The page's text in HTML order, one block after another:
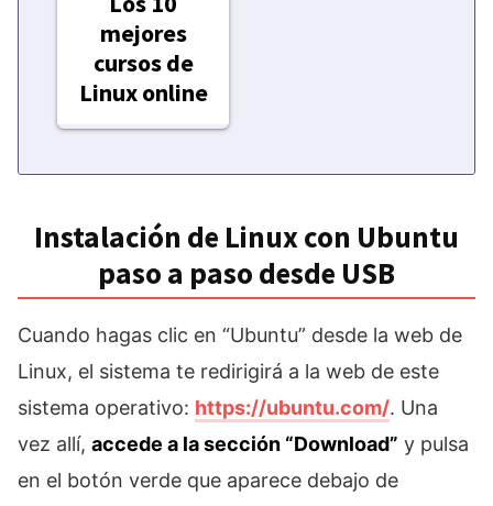
mejores
cursos de
Linux online
Instalación de Linux con Ubuntu
paso a paso desde USB
Cuando hagas clic en “Ubuntu” desde la web de
Linux, el sistema te redirigirá a la web de este
sistema operativo: https://ubuntu.com/. Una
vez allí, accede a la sección “Download” y pulsa
en el botón verde que aparece debajo de